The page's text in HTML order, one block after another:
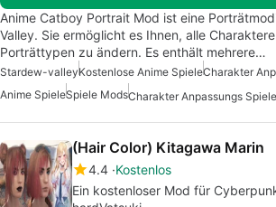
Anime Catboy Portrait Mod ist eine
Valley. Sie ermöglicht es Ihnen, alle
Porträttypen zu ändern. Es enthält mehrere…
Stardew-valleyKostenlose Anime SpieleCharakter
Anime SpieleSpiele Mods
(Hair Color) Kitagawa Marin
4.4 Kostenlos
Ein kostenloser Mod für